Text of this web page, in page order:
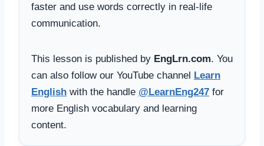
faster and use words correctly in real-life
communication.
This lesson is published by EngLrn.com. You
can also follow our YouTube channel Learn
English with the handle @LearnEng247 for
more English vocabulary and learning
content.